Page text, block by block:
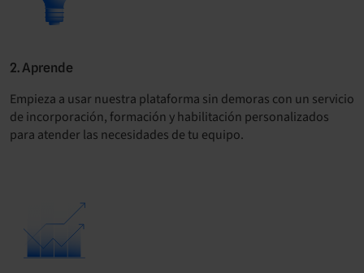
2. Aprende
Empieza a usar nuestra plataforma sin demoras con un servicio
de incorporación, formación y habilitación personalizados
para atender las necesidades de tu equipo.